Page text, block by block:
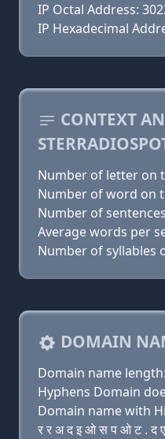
IP Octal Address:
IP Hexadecimal
CONTEXT
Number of letter on
Number of word on
Number of
Average words per
Number of syllables
DOMAIN
Domain name
Hyphens Domain
Domain name with
र र अ द इ ओ स प ओ ट . द ए